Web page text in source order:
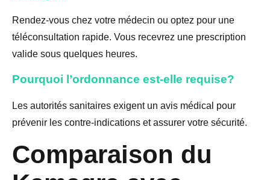
Rendez-vous chez votre médecin ou optez pour une
téléconsultation rapide. Vous recevrez une prescription
valide sous quelques heures.
Pourquoi l’ordonnance est-elle requise?
Les autorités sanitaires exigent un avis médical pour
prévenir les contre-indications et assurer votre sécurité.
Comparaison du